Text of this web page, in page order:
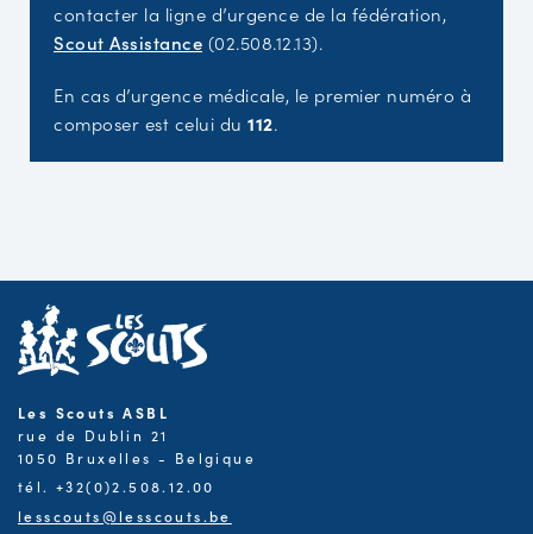
contacter la ligne d’urgence de la fédération,
Scout Assistance (02.508.12.13).
En cas d’urgence médicale, le premier numéro à
composer est celui du 112.
Les Scouts ASBL
rue de Dublin 21
1050 Bruxelles - Belgique
tél. +32(0)2.508.12.00
lesscouts@lesscouts.be